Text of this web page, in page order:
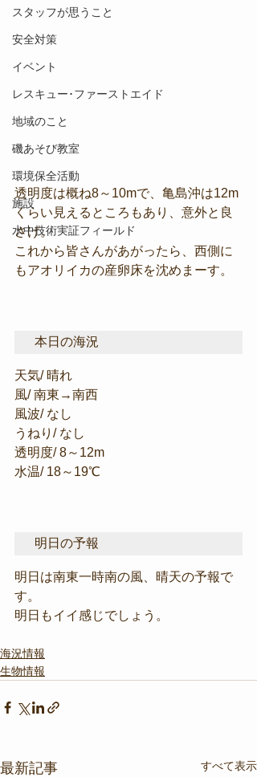
スタッフが思うこと
安全対策
イベント
レスキュー･ファーストエイド
地域のこと
磯あそび教室
環境保全活動
施設
水中技術実証フィールド
透明度は概ね8～10mで、亀島沖は12m
くらい見えるところもあり、意外と良
さげ。
これから皆さんがあがったら、西側に
もアオリイカの産卵床を沈めまーす。
本日の海況
天気/ 晴れ
風/ 南東→南西
風波/ なし
うねり/ なし
透明度/ 8～12m
水温/ 18～19℃
明日の予報
明日は南東一時南の風、晴天の予報で
す。
明日もイイ感じでしょう。
海況情報
生物情報
最新記事 すべて表示